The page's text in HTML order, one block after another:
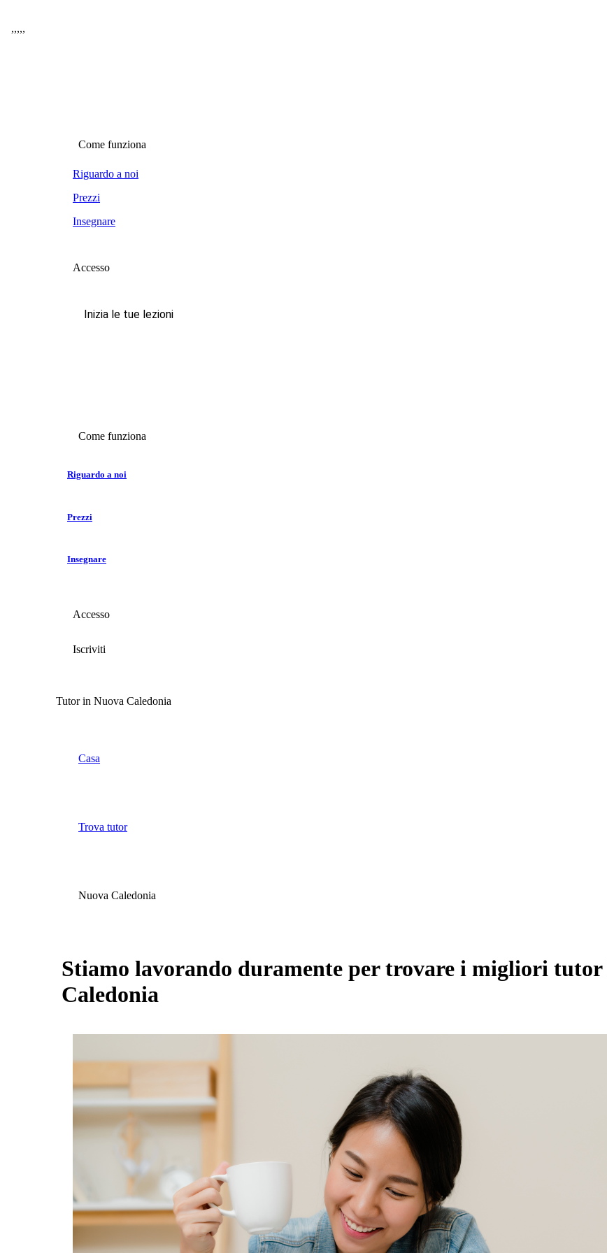
,,,,,
Come funziona
Riguardo a noi
Prezzi
Insegnare
Accesso
Inizia le tue lezioni
Come funziona
Riguardo a noi
Prezzi
Insegnare
Accesso
Iscriviti
Tutor in Nuova Caledonia
Casa
Trova tutor
Nuova Caledonia
Stiamo lavorando duramente per trovare i migliori
Caledonia